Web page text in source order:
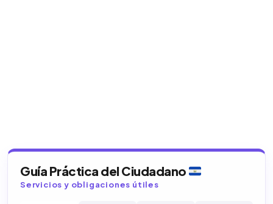
Guía Práctica del Ciudadano
Servicios y obligaciones útiles